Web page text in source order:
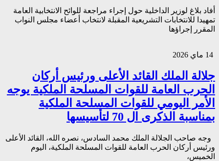
أفاد بلاغ لوزير الداخلية حول إجراء مراجعة للوائح الانتخابية العامة
تمهيدا للانتخابات التشريعية المقبلة لانتخاب أعضاء مجلس النواب
المقرر إجراؤها
جلالة الملك القائد الأعلى ورئيس أركان
الحرب العامة للقوات المسلحة الملكية يوجه
الأمر اليومي للقوات المسلحة الملكية
بمناسبة الذكرى ال 70 لتأسيسها
وجه صاحب الجلالة الملك محمد السادس، نصره الله، القائد الأعلى
ورئيس أركان الحرب العامة للقوات المسلحة الملكية، اليوم
الخميس،